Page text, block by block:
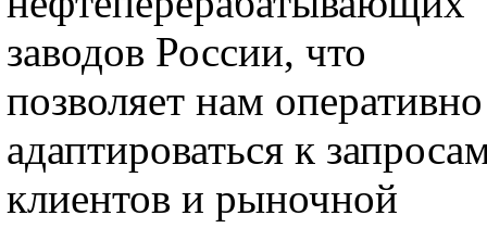
заводов России, что
позволяет нам оперативно
адаптироваться к
клиентов и рыночной